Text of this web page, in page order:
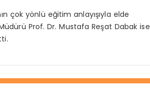
çok yönlü eğitim anlayışıyla elde
Prof. Dr. Mustafa Reşat Dabak ise